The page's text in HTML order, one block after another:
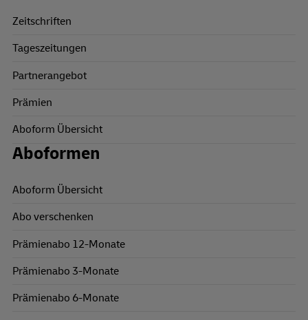
Zeitschriften
Tageszeitungen
Partnerangebot
Prämien
Aboform Übersicht
Aboformen
Aboform Übersicht
Abo verschenken
Prämienabo 12-Monate
Prämienabo 3-Monate
Prämienabo 6-Monate